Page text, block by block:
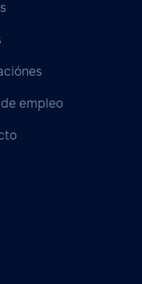
de empleo